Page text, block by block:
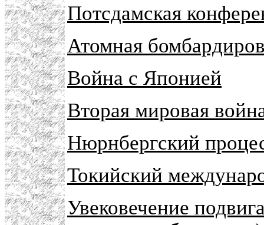
Потсдамская
Атомная
Война с Японией
Вторая мировая
Нюрнбергский
Токийский
Увековечение